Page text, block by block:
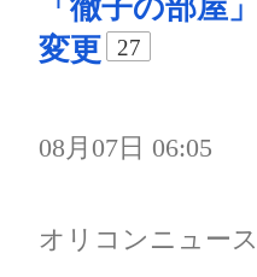
「徹子の部屋
変更
27
08月07日 06:05
オリコンニュース